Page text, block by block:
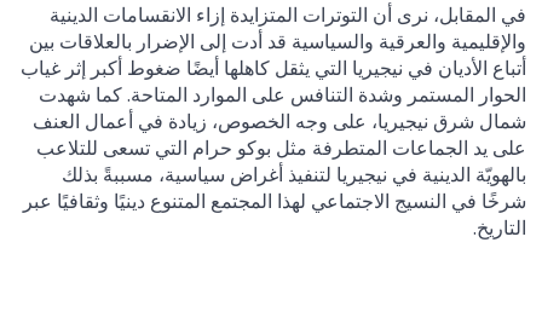
في المقابل، نرى أن التوترات المتزايدة إزاء الانقسامات الدينية
والإقليمية والعرقية والسياسية قد أدت إلى الإضرار بالعلاقات بين
أتباع الأديان في نيجيريا التي يثقل كاهلها أيضًا ضغوط أكبر إثر غياب
الحوار المستمر وشدة التنافس على الموارد المتاحة. كما شهدت
شمال شرق نيجيريا، على وجه الخصوص، زيادة في أعمال العنف
على يد الجماعات المتطرفة مثل بوكو حرام التي تسعى للتلاعب
بالهويّة الدينية في نيجيريا لتنفيذ أغراض سياسية، مسببةً بذلك
شرخًا في النسيج الاجتماعي لهذا المجتمع المتنوع دينيًا وثقافيًا عبر
التاريخ.